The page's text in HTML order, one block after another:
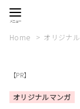
Home オリジナ
【PR】
オリジナルマンガ